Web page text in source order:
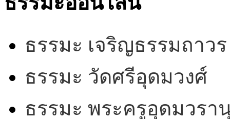
ธรรมะ เจริญธรรมถาวร
ธรรมะ วัดศรีอุดมวงศ์
ธรรมะ พระครูอุดมวรา